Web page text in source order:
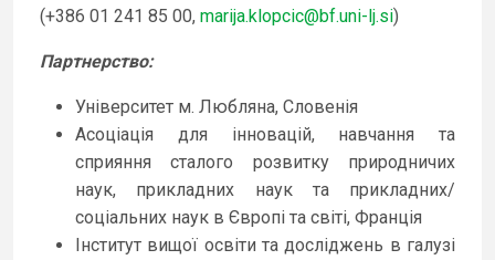
(+386 01 241 85 00, marija.klopcic@bf.uni-lj.si)
Партнерство:
Університет м. Любляна, Словенія
Асоціація для інновацій, навчання та
сприяння сталого розвитку природничих
наук, прикладних наук та прикладних/
соціальних наук в Європі та світі, Франція
Інститут вищої освіти та досліджень в галузі